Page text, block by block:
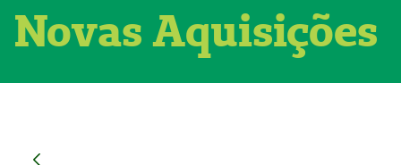
Novas Aquisições